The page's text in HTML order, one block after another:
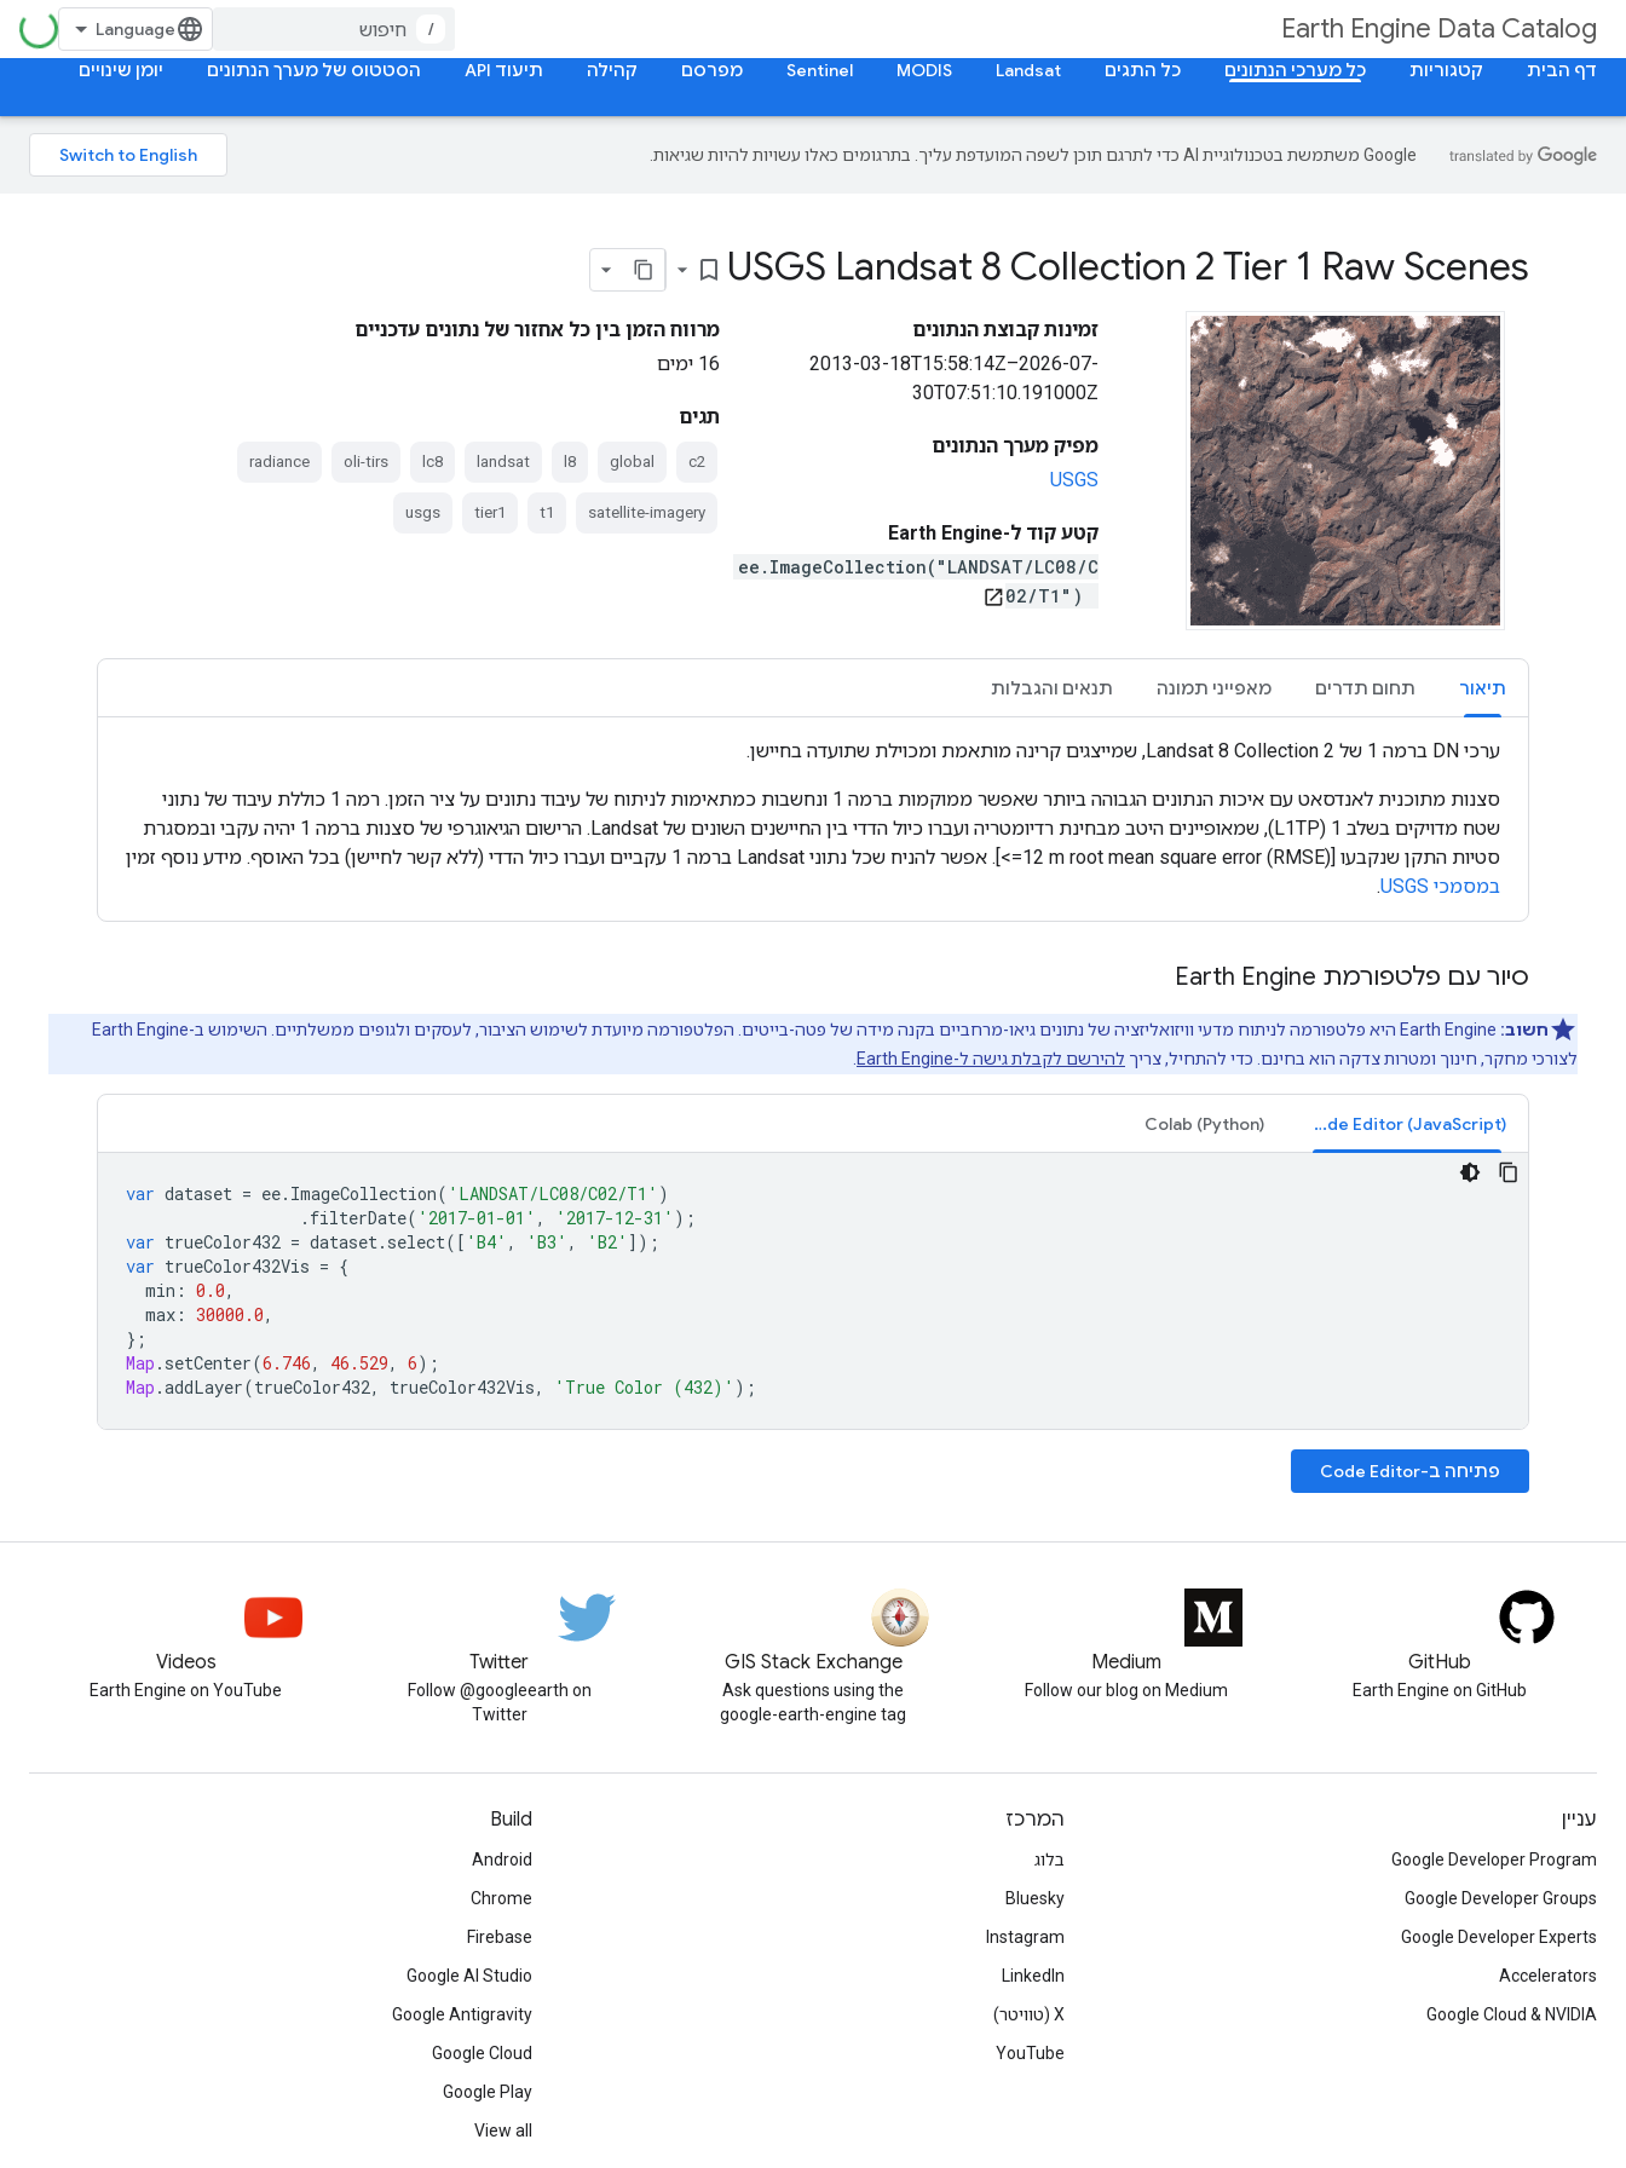
Earth Engine Data Catalog
/
דף הבית
קטגוריות כל מערכי הנתונים כל התגים Landsat
MODIS
Sentinel מפרסם קהילה תיעוד API הסטטוס של מערך הנתונים יומן שינויים
‫Google משתמשת בטכנולוגיית AI כדי לתרגם תוכן לשפה המועדפת עליך. בתרגומים כאלו עשויות להיות שגיאות.
USGS Landsat 8 Collection 2 Tier 1 Raw Scenes
bookmark_border
זמינות קבוצת הנתונים
2013-03-18T15:58:14Z–2026-07-
30T07:51:10.191000Z
מפיק מערך הנתונים
USGS
קטע קוד ל-Earth Engine
ee.ImageCollection("LANDSAT/LC08/C
02/T1")
open_in_new
מרווח הזמן בין כל אחזור של נתונים עדכניים
16 ימים
תגים
c2
global
l8
landsat
lc8
oli-tirs
radiance
satellite-imagery
t1
tier1
usgs
תיאור תחום תדרים מאפייני תמונה תנאים והגבלות
ערכי DN ברמה 1 של Landsat 8 Collection 2, שמייצגים קרינה מותאמת ומכוילת שתועדה בחיישן.
סצנות מתוכנית לאנדסאט עם איכות הנתונים הגבוהה ביותר שאפשר ממוקמות ברמה 1 ונחשבות כמתאימות לניתוח של עיבוד נתונים על ציר הזמן. רמה 1 כוללת עיבוד של נתוני
שטח מדויקים בשלב 1 (L1TP), שמאופיינים היטב מבחינת רדיומטריה ועברו כיול הדדי בין החיישנים השונים של Landsat. הרישום הגיאוגרפי של סצנות ברמה 1 יהיה עקבי ובמסגרת
סטיות התקן שנקבעו [‎<=12 m root mean square error (RMSE)]. אפשר להניח שכל נתוני Landsat ברמה 1 עקביים ועברו כיול הדדי (ללא קשר לחיישן) בכל האוסף. מידע נוסף זמין
במסמכי USGS
.
סיור עם פלטפורמת Earth Engine
חשוב:
‫Earth Engine היא פלטפורמה לניתוח מדעי וויזואליזציה של נתונים גיאו-מרחביים בקנה מידה של פטה-בייטים. הפלטפורמה מיועדת לשימוש הציבור, לעסקים ולגופים ממשלתיים. השימוש ב-Earth Engine
לצורכי מחקר, חינוך ומטרות צדקה הוא בחינם. כדי להתחיל, צריך להירשם לקבלת גישה ל-Earth Engine
Code Editor (JavaScript)
‫Colab (Python)
var dataset = ee. ImageCollection( 'LANDSAT/LC08/C02/T1' )
. filterDate( '2017-01-01' , '2017-12-31' );
var trueColor432 = dataset. select([ 'B4' , 'B3' , 'B2' ]);
var trueColor432Vis = {
min : 0.0,
max : 30000.0,
};
Map . setCenter(6.746, 46.529, 6);
Map .addLayer(trueColor432, trueColor432Vis, 'True Color (432)' );
פתיחה ב-Code Editor
GitHub
Earth Engine on GitHub
Medium
Follow our blog on Medium
GIS Stack Exchange
Ask questions using the
google-earth-engine tag
Twitter
Follow @googleearth on
Twitter
Videos
Earth Engine on YouTube
עניין
Google Developer Program
Google Developer Groups
Google Developer Experts
Accelerators
Google Cloud & NVIDIA
המרכז
בלוג
Bluesky
Instagram
LinkedIn
‫X (טוויטר)
YouTube
Build
Android
Chrome
Firebase
Google AI Studio
Google Antigravity
Google Cloud
Google Play
View all